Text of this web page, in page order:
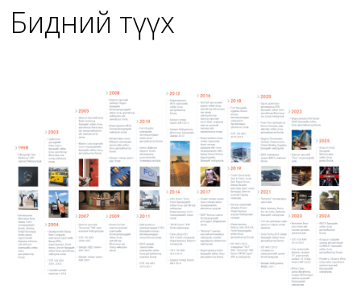
Бидний түүх